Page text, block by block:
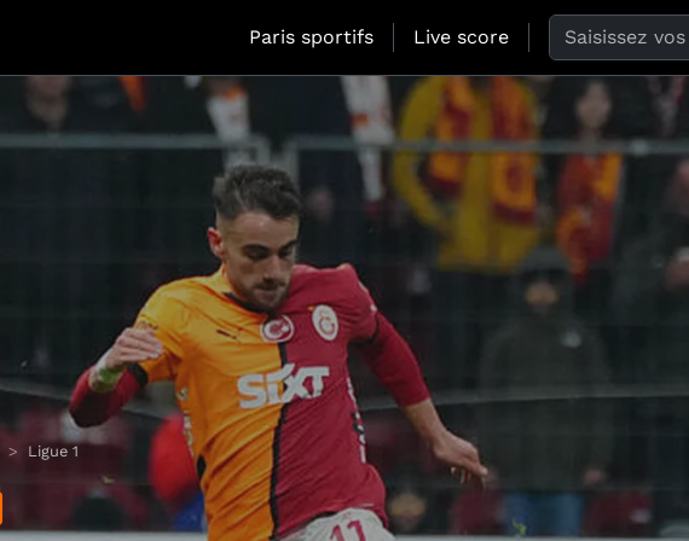
Paris sportifs Live score Search the
Ligue 1